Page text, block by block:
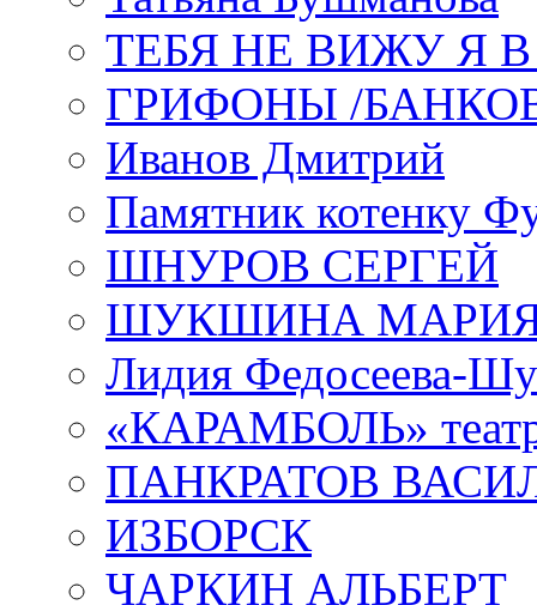
ТЕБЯ НЕ ВИЖУ Я
ГРИФОНЫ /
Иванов Дмитрий
Памятник котенку
ШНУРОВ СЕРГЕЙ
ШУКШИНА
Лидия Федосеева-
«КАРАМБОЛЬ»
ПАНКРАТОВ
ИЗБОРСК
ЧАРКИН АЛЬБЕРТ